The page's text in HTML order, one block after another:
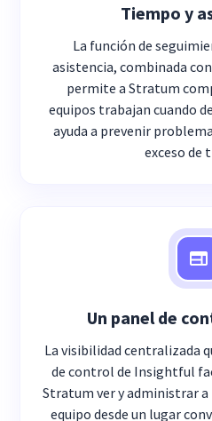
Tiempo y
La función de
asistencia, combinada
permite a Stratum
equipos trabajan cuando
ayuda a prevenir
exceso de
Un panel de
La visibilidad centralizada
de control de Insightful
Stratum ver y administrar
equipo desde un lugar